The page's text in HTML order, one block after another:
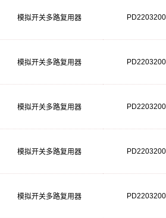
模拟开关多路复用器
模拟开关多路复用器
模拟开关多路复用器
模拟开关多路复用器
模拟开关多路复用器